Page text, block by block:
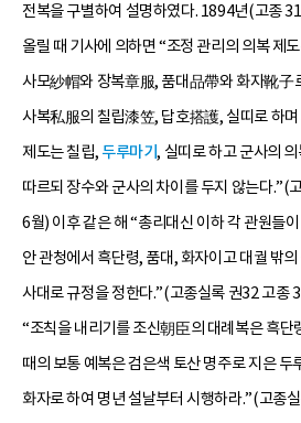
전복을 구별하여 설명하였다. 1894년(고종
올릴 때 기사에 의하면 “조정 관리의 의복 제
사모紗帽와 장복章服, 품대品帶와 화자靴子
사복私服의 칠립漆笠, 답호搭護, 실띠로 하
제도는 칠립, 두루마기, 실띠로 하고 군사의
따르되 장수와 군사의 차이를 두지 않는다.”(
6월) 이후 같은 해 “총리대신 이하 각 관원들
안 관청에서 흑단령, 품대, 화자이고 대궐 밖
사대로 규정을 정한다.”(고종실록 권32 고종
“조칙을 내리기를 조신朝臣의 대례복은 흑단
때의 보통 예복은 검은색 토산 명주로 지은 두
화자로 하여 명년 설날부터 시행하라.”(고종